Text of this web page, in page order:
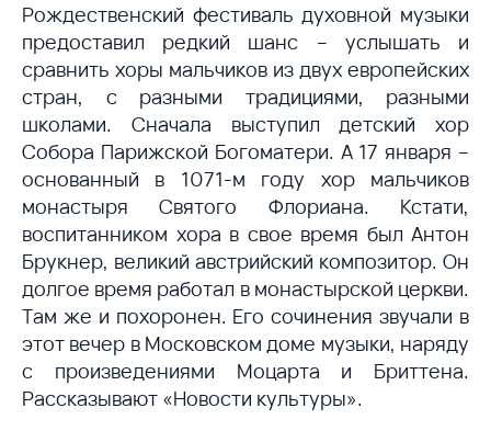
Рождественский фестиваль духовной музыки
предоставил редкий шанс – услышать и
сравнить хоры мальчиков из двух европейских
стран, с разными традициями, разными
школами. Сначала выступил детский хор
Собора Парижской Богоматери. А 17 января –
основанный в 1071-м году хор мальчиков
монастыря Святого Флориана. Кстати,
воспитанником хора в свое время был Антон
Брукнер, великий австрийский композитор. Он
долгое время работал в монастырской церкви.
Там же и похоронен. Его сочинения звучали в
этот вечер в Московском доме музыки, наряду
с произведениями Моцарта и Бриттена.
Рассказывают «Новости культуры».